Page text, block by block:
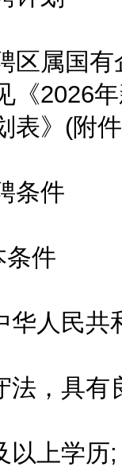
属国有
《2026
表》(附
件
件
人民共
，具有
上学历;